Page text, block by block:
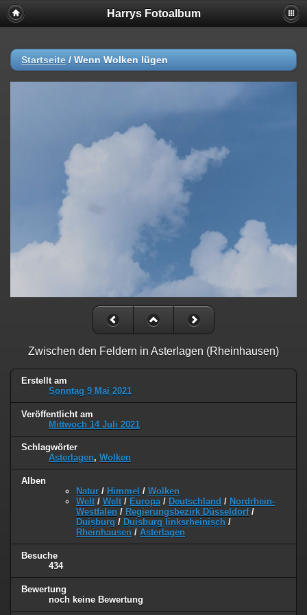
Harrys Fotoalbum
Startseite / Wenn Wolken lügen
Zwischen den Feldern in Asterlagen (Rheinhausen)
Erstellt am
Sonntag 9 Mai 2021
Veröffentlicht am
Mittwoch 14 Juli 2021
Schlagwörter
Asterlagen, Wolken
Alben
Natur / Himmel / Wolken
Welt / Welt / Europa/ Deutschland / Nordrhein-
Westfalen / Regierungsbezirk Düsseldorf/
Duisburg / Duisburg linksrheinisch /
Rheinhausen / Asterlagen
Besuche
434
Bewertung
noch keine Bewertung